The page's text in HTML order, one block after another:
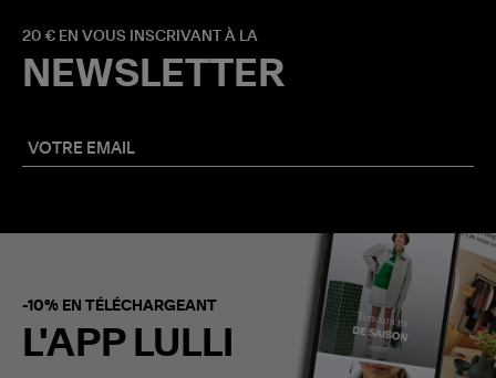
20 € EN VOUS INSCRIVANT À LA
NEWSLETTER
-10% EN TÉLÉCHARGEANT
L'APP LULLI